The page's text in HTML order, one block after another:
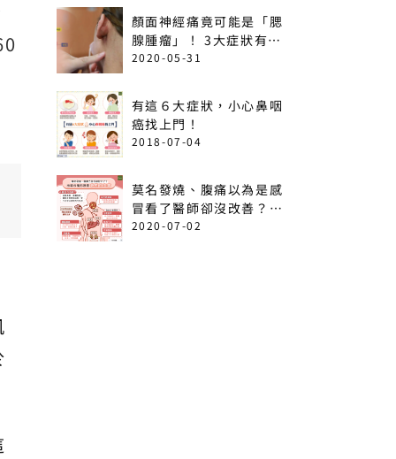
顏面神經痛竟可能是「腮
腺腫瘤」！ 3大症狀有癌
變可能
2020-05-31
有這６大症狀，小心鼻咽
癌找上門！
2018-07-04
莫名發燒、腹痛以為是感
冒看了醫師卻沒改善？出
現這6情形恐是急性白血
2020-07-02